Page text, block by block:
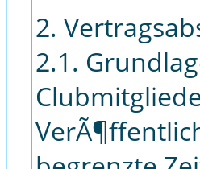
2.
2.1.